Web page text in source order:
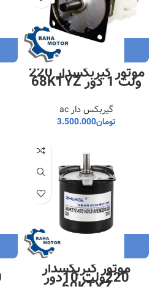
موتور گیربکسدار 220 ولت 1 دور 68KTYZ
گیربکس دار ac
تومان3.500.000
موتور گیربکسدار
220ولت 10دور60KTYZ